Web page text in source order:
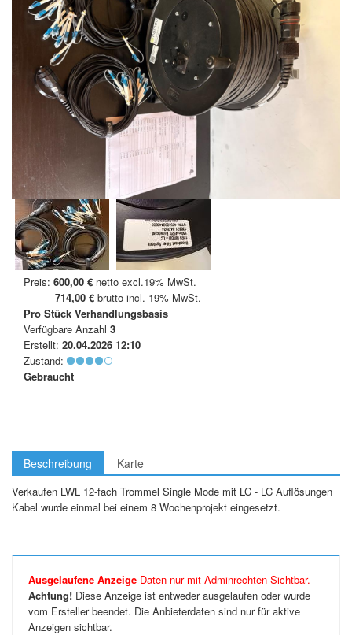
Preis: 600,00 € netto excl.19% MwSt.
714,00 € brutto incl. 19% MwSt.
Pro Stück Verhandlungsbasis
Verfügbare Anzahl 3
Erstellt: 20.04.2026 12:10
Zustand:
Gebraucht
Beschreibung Karte
Verkaufen LWL 12-fach Trommel Single Mode mit LC - LC Auflösungen
Kabel wurde einmal bei einem 8 Wochenprojekt eingesetzt.
Ausgelaufene Anzeige Daten nur mit Adminrechten Sichtbar.
Achtung! Diese Anzeige ist entweder ausgelaufen oder wurde
vom Ersteller beendet. Die Anbieterdaten sind nur für aktive
Anzeigen sichtbar.